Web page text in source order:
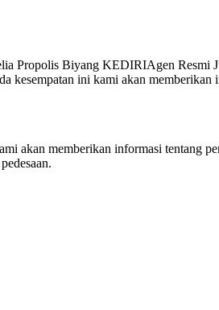
Propolis Biyang KEDIRIAgen Resmi
ini kami akan memberikan
akan memberikan informasi tentang